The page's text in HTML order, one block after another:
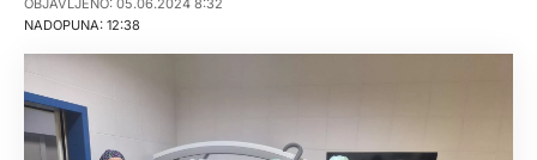
NADOPUNA: 12:38
OBJAVLJENO: 05.06.2024 8:32